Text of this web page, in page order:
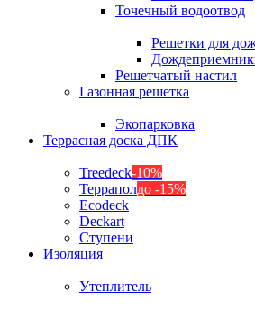
Точечный водоотвод
Решетки для
Решетчатый настил
Газонная решетка
Экопарковка
Террасная доска ДПК
Treedeck-10%
Терраполдо -15%
Ecodeck
Deckart
Ступени
Изоляция
Утеплитель